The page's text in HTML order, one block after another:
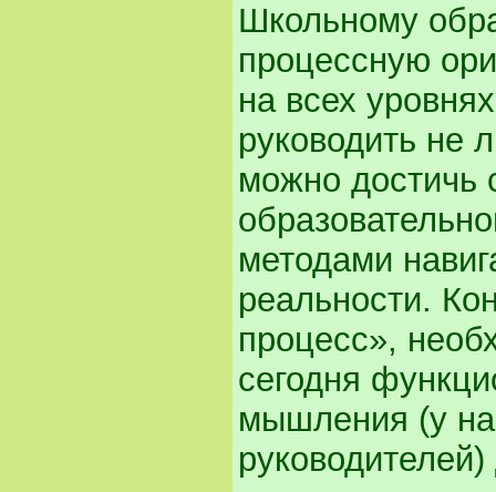
Школьному
процессную
на всех
руководить не
можно достичь
методами
реальности.
процесс»,
сегодня
мышления (у